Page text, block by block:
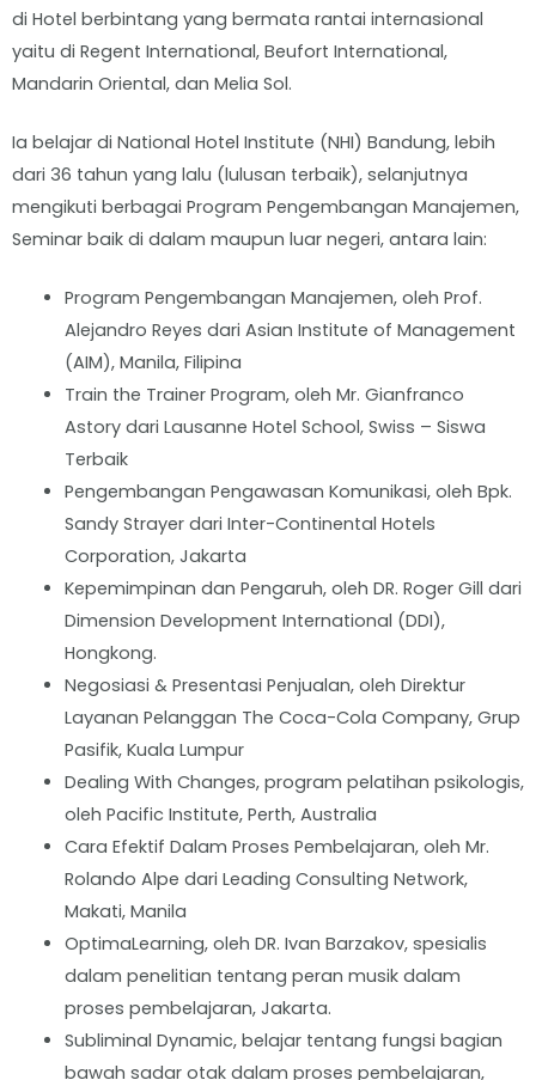
di Hotel berbintang yang bermata rantai internasional
yaitu di Regent International, Beufort International,
Mandarin Oriental, dan Melia Sol.
Ia belajar di National Hotel Institute (NHI) Bandung, lebih
dari 36 tahun yang lalu (lulusan terbaik), selanjutnya
mengikuti berbagai Program Pengembangan Manajemen,
Seminar baik di dalam maupun luar negeri, antara lain:
Program Pengembangan Manajemen, oleh Prof.
Alejandro Reyes dari Asian Institute of Management
(AIM), Manila, Filipina
Train the Trainer Program, oleh Mr. Gianfranco
Astory dari Lausanne Hotel School, Swiss – Siswa
Terbaik
Pengembangan Pengawasan Komunikasi, oleh Bpk.
Sandy Strayer dari Inter-Continental Hotels
Corporation, Jakarta
Kepemimpinan dan Pengaruh, oleh DR. Roger Gill dari
Dimension Development International (DDI),
Hongkong.
Negosiasi & Presentasi Penjualan, oleh Direktur
Layanan Pelanggan The Coca-Cola Company, Grup
Pasifik, Kuala Lumpur
Dealing With Changes, program pelatihan psikologis,
oleh Pacific Institute, Perth, Australia
Cara Efektif Dalam Proses Pembelajaran, oleh Mr.
Rolando Alpe dari Leading Consulting Network,
Makati, Manila
OptimaLearning, oleh DR. Ivan Barzakov, spesialis
dalam penelitian tentang peran musik dalam
proses pembelajaran, Jakarta.
Subliminal Dynamic, belajar tentang fungsi bagian
bawah sadar otak dalam proses pembelajaran,